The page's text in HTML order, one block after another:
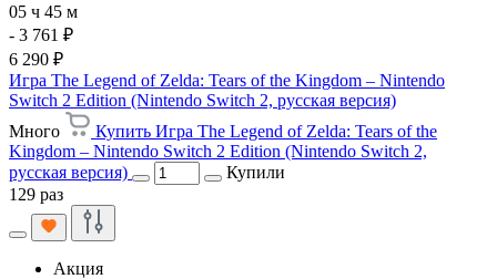
05 ч 45 м
- 3 761 ₽
6 290 ₽
Игра The Legend of Zelda: Tears of the Kingdom – Nintendo
Switch 2 Edition (Nintendo Switch 2, русская версия)
Много
Купить Игра The Legend of Zelda: Tears of the
Kingdom – Nintendo Switch 2 Edition (Nintendo Switch 2,
русская версия)
Купили
129 раз
Акция